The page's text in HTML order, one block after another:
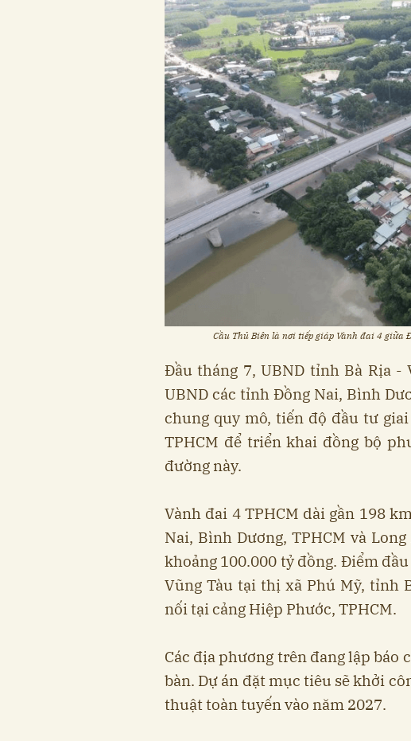
Cầu Thủ Biên là nơi tiếp giáp Vành đai 4 giữa
Đầu tháng 7, UBND tỉnh Bà Rịa -
UBND các tỉnh Đồng Nai, Bình
chung quy mô, tiến độ đầu tư
TPHCM để triển khai đồng bộ
đường này.
Vành đai 4 TPHCM dài gần 198
Nai, Bình Dương, TPHCM và
khoảng 100.000 tỷ đồng. Điểm
Vũng Tàu tại thị xã Phú Mỹ, tỉnh
nối tại cảng Hiệp Phước, TPHCM.
Các địa phương trên đang lập báo
bàn. Dự án đặt mục tiêu sẽ khởi
thuật toàn tuyến vào năm 2027.